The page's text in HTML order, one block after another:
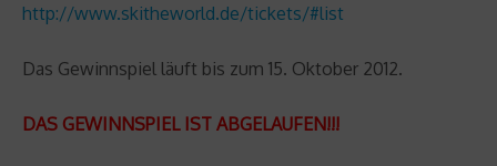
http://www.skitheworld.de/tickets/#list
Das Gewinnspiel läuft bis zum 15. Oktober 2012.
DAS GEWINNSPIEL IST ABGELAUFEN!!!